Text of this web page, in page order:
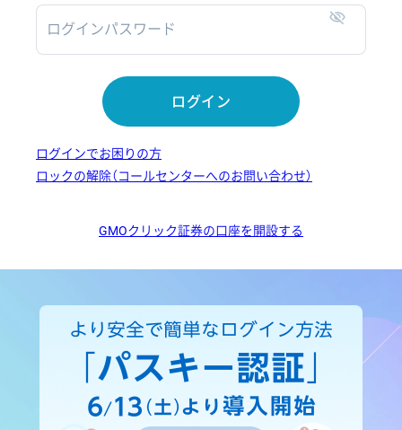
ログインパスワード
ログイン
ログインでお困りの方
ロックの解除（コールセンターへのお問い合わせ）
GMOクリック証券の口座を開設する